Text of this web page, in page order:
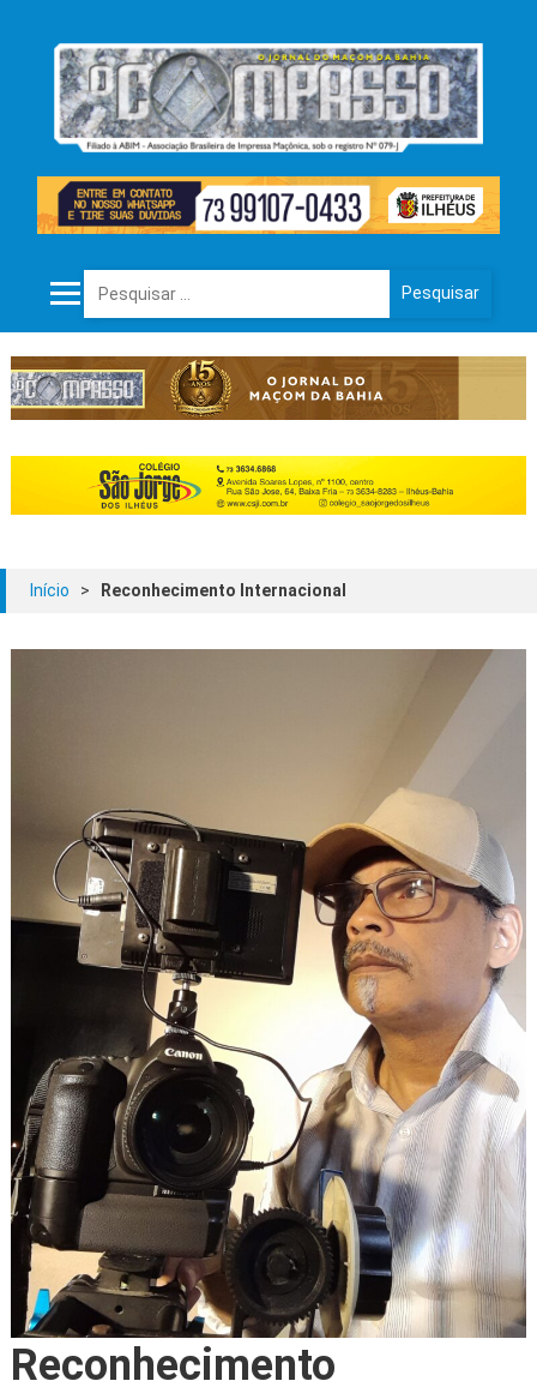
Pesquisar por:
Início > Reconhecimento Internacional
Reconhecimento